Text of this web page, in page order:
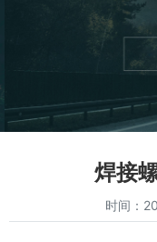
焊接
时间：